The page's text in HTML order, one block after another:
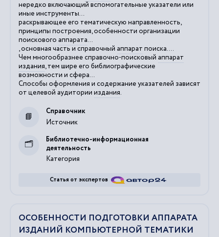
нередко включающий вспомогательные указатели или
иные инструменты...
раскрывающее его тематическую направленность,
принципы построения, особенности организации
поискового аппарата...
, основная часть и справочный аппарат поиска....
Чем многообразнее справочно-поисковый аппарат
издания, тем шире его библиографические
возможности и сфера...
Способы оформления и содержание указателей зависят
от целевой аудитории издания.
Источник
Справочник
Категория
Библиотечно-информационная
деятельность
Статья от экспертов
ОСОБЕННОСТИ ПОДГОТОВКИ АППАРАТА
ИЗДАНИЙ КОМПЬЮТЕРНОЙ ТЕМАТИКИ